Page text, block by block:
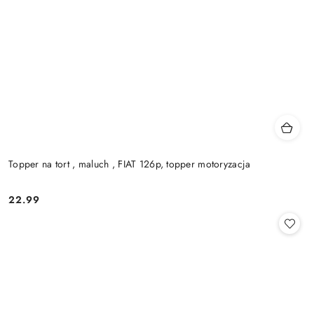
Topper na tort , maluch , FIAT 126p, topper motoryzacja
Cena:
22.99